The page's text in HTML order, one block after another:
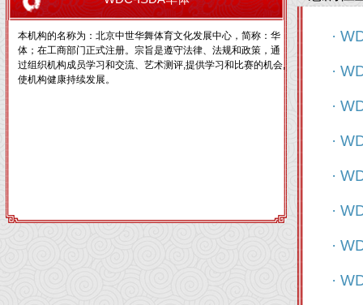
本机构的名称为：北京中世华舞体育文化发展中心，简称：华
体；在工商部门正式注册。宗旨是遵守法律、法规和政策，通
过组织机构成员学习和交流、艺术测评,提供学习和比赛的机会,
使机构健康持续发展。
·
·
·
·
·
·
·
·